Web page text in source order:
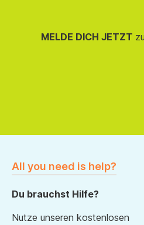
MELDE DICH JETZT
All you need is help?
Du brauchst Hilfe?
Nutze unseren kostenlosen